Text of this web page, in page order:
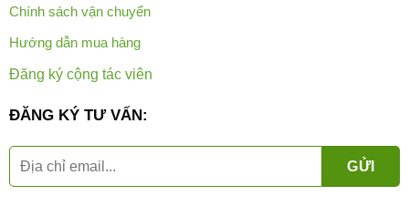
Chính sách vận chuyển
Hướng dẫn mua hàng
Đăng ký cộng tác viên
ĐĂNG KÝ TƯ VẤN: